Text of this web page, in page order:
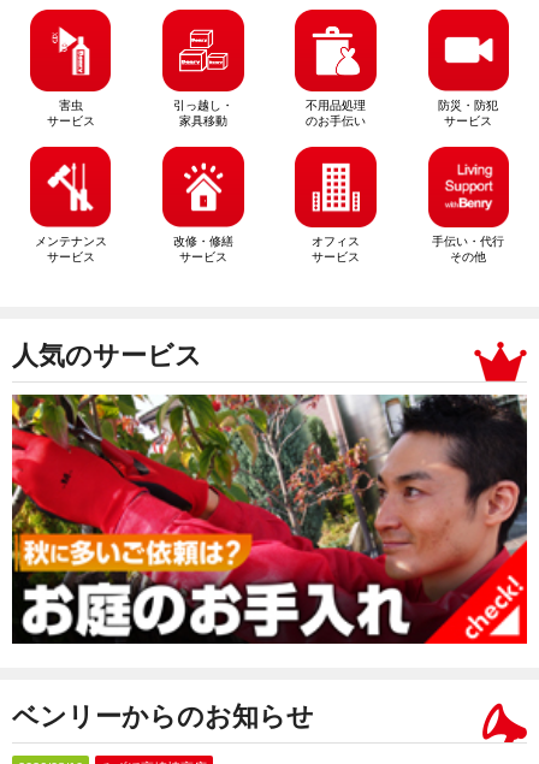
害虫
サービス
引っ越し・
家具移動
不用品処理
のお手伝い
防災・防犯
サービス
メンテナンス
サービス
改修・修繕
サービス
オフィス
サービス
手伝い・代行
その他
人気のサービス
ベンリーからのお知らせ